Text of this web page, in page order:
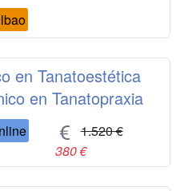
en Tanatoestética
en Tanatopraxia
1.520 €
380 €